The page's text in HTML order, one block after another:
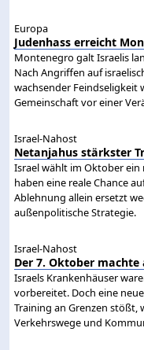
Europa
Judenhass erreicht
Montenegro galt Israelis
Nach Angriffen auf
wachsender Feindseligkeit
Gemeinschaft vor einer
Israel-Nahost
Netanjahus stärkster
Israel wählt im Oktober ein
haben eine reale Chance
Ablehnung allein ersetzt
außenpolitische Strategie.
Israel-Nahost
Der 7. Oktober
Israels Krankenhäuser
vorbereitet. Doch eine
Training an Grenzen stößt,
Verkehrswege und